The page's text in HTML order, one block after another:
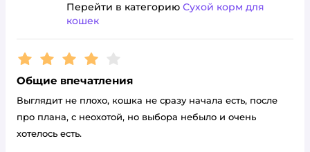
Перейти в категорию Сухой корм для
кошек
Рейтинг:4
Общие впечатления
Выглядит не плохо, кошка не сразу начала есть, после
про плана, с неохотой, но выбора небыло и очень
хотелось есть.